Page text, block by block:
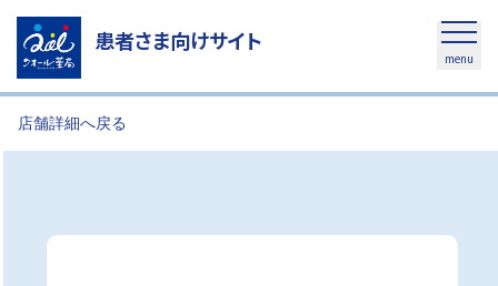
患者さま向けサイト
menu
店舗詳細へ戻る